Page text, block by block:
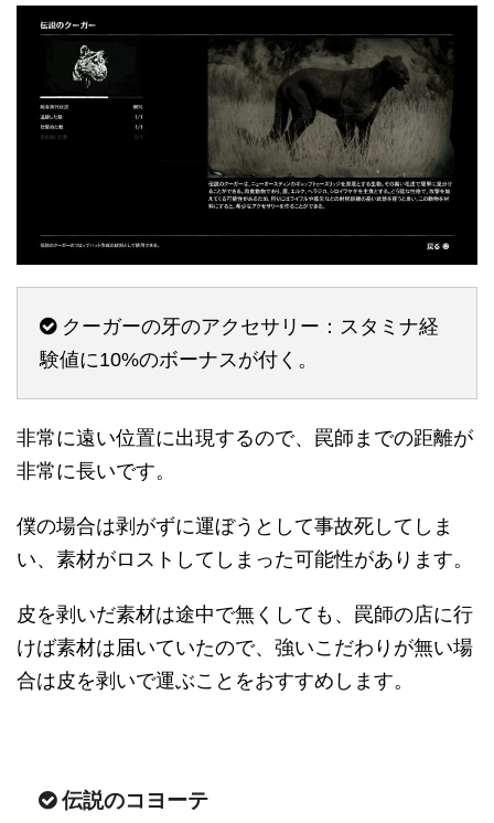
クーガーの牙のアクセサリー：スタミナ経
験値に10%のボーナスが付く。
非常に遠い位置に出現するので、罠師までの距離が
非常に長いです。
僕の場合は剥がずに運ぼうとして事故死してしま
い、素材がロストしてしまった可能性があります。
皮を剥いだ素材は途中で無くしても、罠師の店に行
けば素材は届いていたので、強いこだわりが無い場
合は皮を剥いで運ぶことをおすすめします。
伝説のコヨーテ